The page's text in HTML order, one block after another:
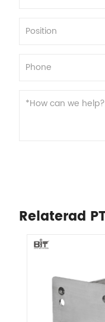
Relaterad